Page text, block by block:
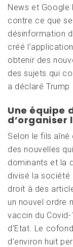
News et Google
contre ce que
désinformation
créé
obtenir des
des sujets qui
a déclaré Trump
Une équipe
d’organiser
Selon le fils aîné
des nouvelles
dominants et la
divisé la société
droit à des
un nouvel ordre
vaccin du
d’Etat. Le
d’environ huit